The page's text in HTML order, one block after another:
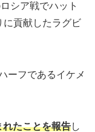
シア戦でハット
に貢献したラグビ
ーフであるイケメ
たことを報告し